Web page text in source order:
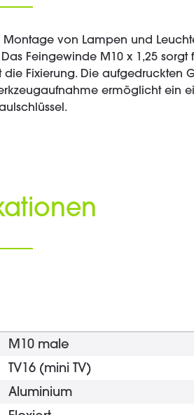
von Lampen und
Feingewinde M10 x 1,25 sorgt
die Fixierung. Die aufgedruckten
ermöglicht ein
M10 male
TV16 (mini TV)
Aluminium